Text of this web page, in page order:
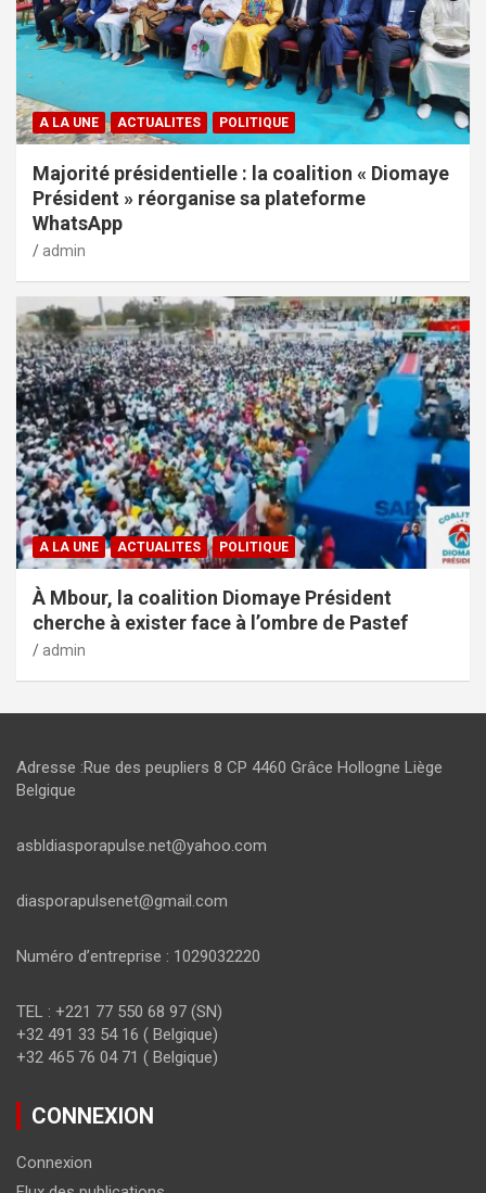
A LA UNE ACTUALITES POLITIQUE
Majorité présidentielle : la coalition « Diomaye
Président » réorganise sa plateforme
WhatsApp
admin
A LA UNE ACTUALITES POLITIQUE
À Mbour, la coalition Diomaye Président
cherche à exister face à l’ombre de Pastef
admin
Adresse :Rue des peupliers 8 CP 4460 Grâce Hollogne Liège
Belgique
asbldiasporapulse.net@yahoo.com
diasporapulsenet@gmail.com
Numéro d’entreprise : 1029032220
TEL : +221 77 550 68 97 (SN)
+32 491 33 54 16 ( Belgique)
+32 465 76 04 71 ( Belgique)
CONNEXION
Connexion